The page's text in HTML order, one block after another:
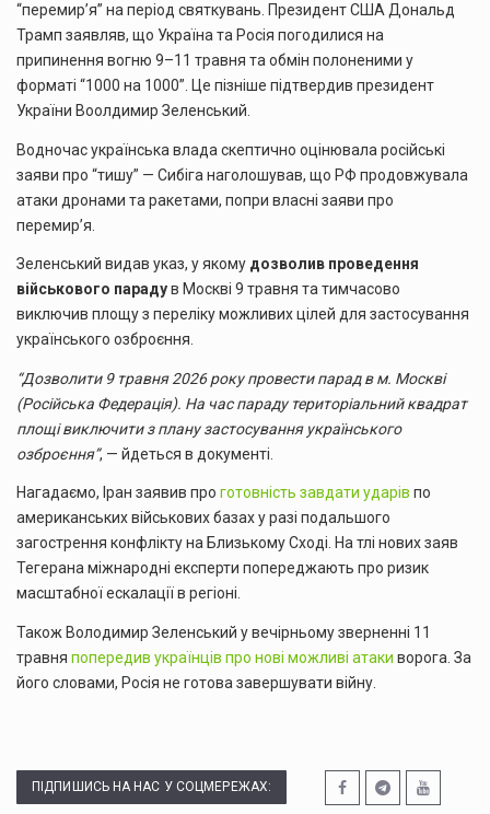
“перемир’я” на період святкувань. Президент США Дональд
Трамп заявляв, що Україна та Росія погодилися на
припинення вогню 9–11 травня та обмін полоненими у
форматі “1000 на 1000”. Це пізніше підтвердив президент
України Воолдимир Зеленський.
Водночас українська влада скептично оцінювала російські
заяви про “тишу” — Сибіга наголошував, що РФ продовжувала
атаки дронами та ракетами, попри власні заяви про
перемир’я.
Зеленський видав указ, у якому дозволив проведення
військового парадув Москві 9 травня та тимчасово
виключив площу з переліку можливих цілей для застосування
українського озброєння.
“Дозволити 9 травня 2026 року провести парад в м. Москві
(Російська Федерація). На час параду територіальний квадрат
площі виключити з плану застосування українського
озброєння”, — йдеться в документі.
Нагадаємо, Іран заявив про готовність завдати ударів по
американських військових базах у разі подальшого
загострення конфлікту на Близькому Сході. На тлі нових заяв
Тегерана міжнародні експерти попереджають про ризик
масштабної ескалації в регіоні.
Також Володимир Зеленський у вечірньому зверненні 11
травня попередив українців про нові можливі атаки ворога. За
його словами, Росія не готова завершувати війну.
ПІДПИШИСЬ НА НАС У СОЦМЕРЕЖАХ: